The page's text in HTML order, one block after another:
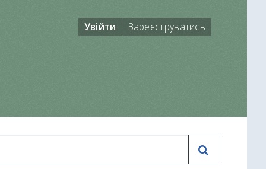
Увійти Зареєструватись